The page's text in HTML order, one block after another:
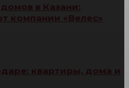
в Казани:
компании «Велес»
квартиры, дома и